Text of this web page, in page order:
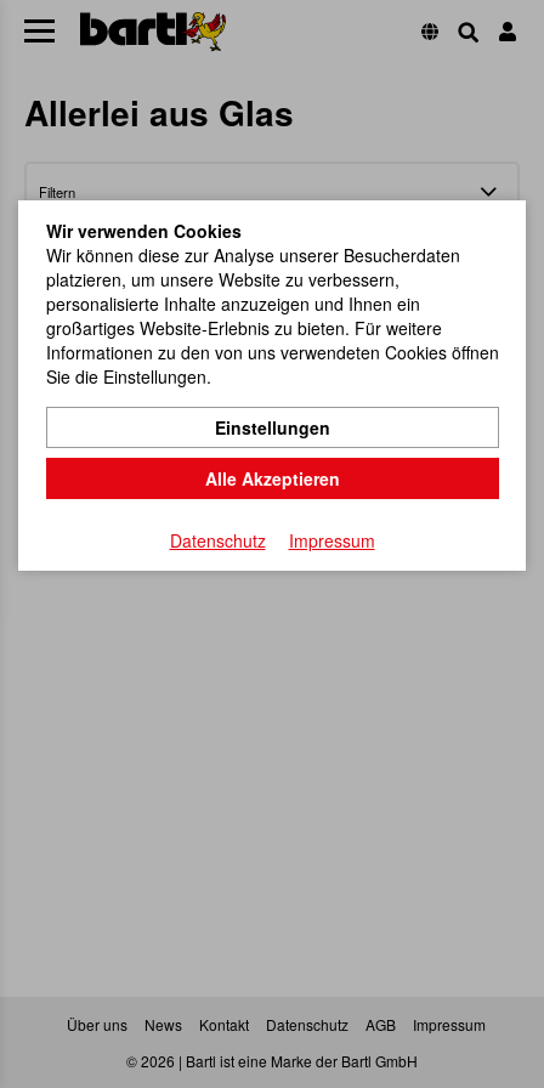
Allerlei aus Glas
Filtern
© 2026 | Bartl ist eine Marke der Bartl GmbH
Über uns News Kontakt Datenschutz AGB Impressum
Wir verwenden Cookies
Wir können diese zur Analyse unserer Besucherdaten
platzieren, um unsere Website zu verbessern,
personalisierte Inhalte anzuzeigen und Ihnen ein
großartiges Website-Erlebnis zu bieten. Für weitere
Informationen zu den von uns verwendeten Cookies öffnen
Sie die Einstellungen.
Einstellungen
Alle Akzeptieren
Datenschutz Impressum